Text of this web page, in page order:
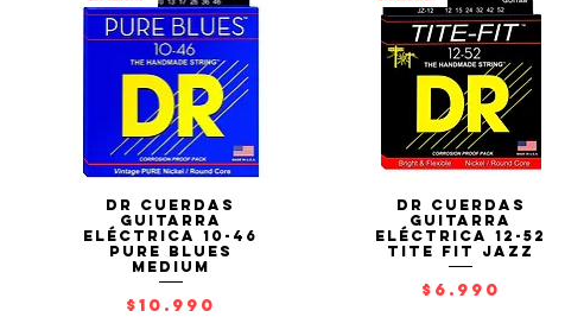
Vista rápida
DR Cuerdas
Guitarra
Eléctrica 10-46
PURE BLUES
Medium
Precio
$10.990
Vista rápida
DR Cuerdas
Guitarra
Eléctrica 12-52
TITE FIT Jazz
Precio
$6.990